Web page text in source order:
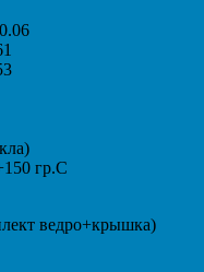
гр.С
ведро+крышка)